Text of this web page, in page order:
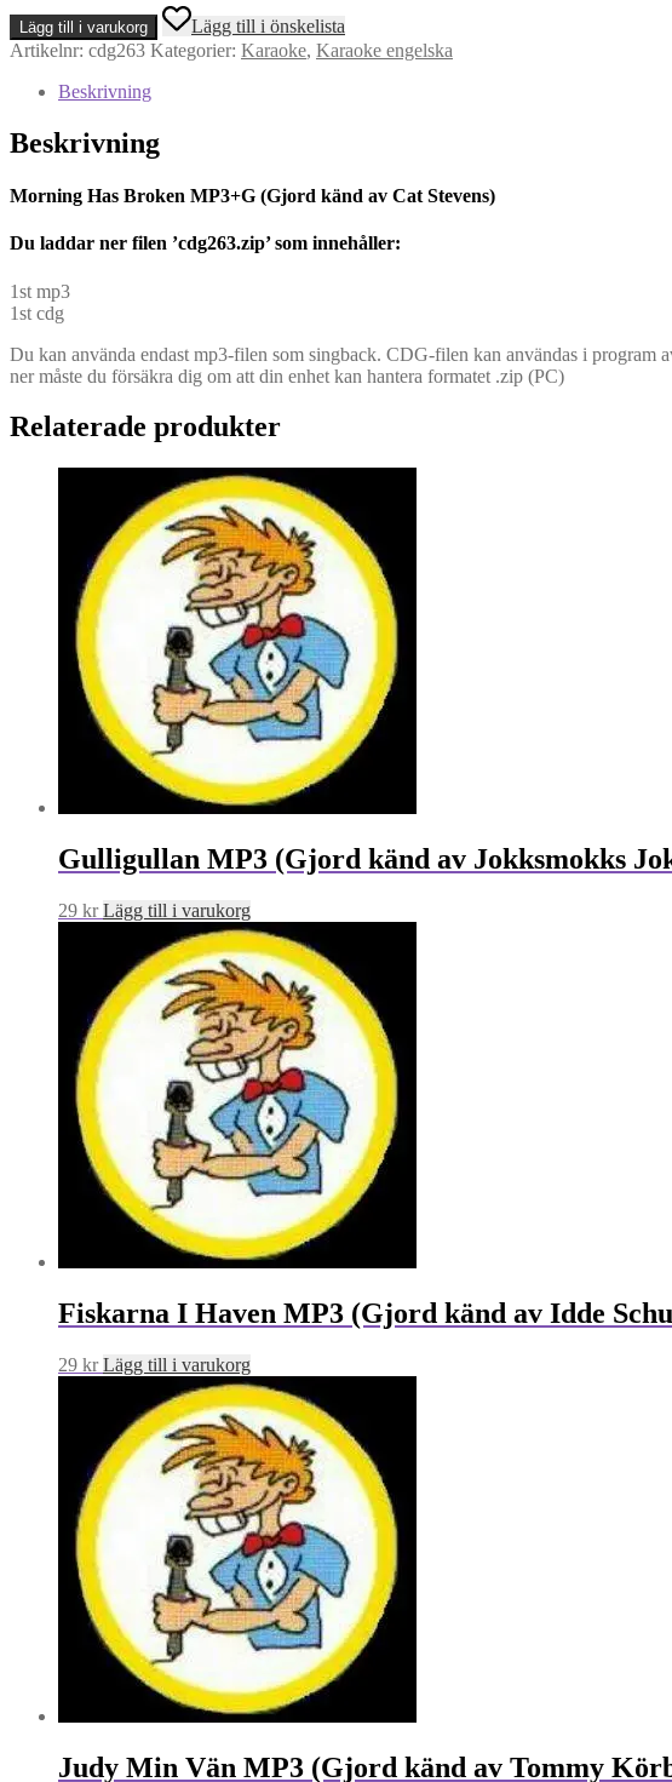
Morning
Has
Broken
(Gjord
av
Stevens)
mängd
Lägg till i varukorg
Lägg till i önskelista
Artikelnr: cdg263 Kategorier: Karaoke, Karaoke engelska
Beskrivning
Beskrivning
Morning Has Broken MP3+G (Gjord känd av Cat Stevens)
Du laddar ner filen ’cdg263.zip’ som innehåller:
1st mp3
1st cdg
Du kan använda endast mp3-filen som singback. CDG-filen kan användas i program
ner måste du försäkra dig om att din enhet kan hantera formatet .zip (PC)
Relaterade produkter
Gulligullan MP3 (Gjord känd av Jokksmokks
29 kr Lägg till i varukorg
Fiskarna I Haven MP3 (Gjord känd av Idde
29 kr Lägg till i varukorg
Judy Min Vän MP3 (Gjord känd av Tommy